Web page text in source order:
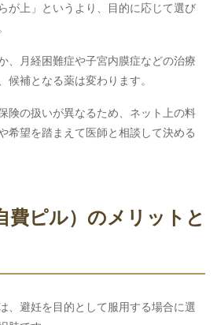
が上」というより、目的に応じて選び
、月経困難症や子宮内膜症などの治療
候補となる薬は変わります。
険の扱いが異なるため、ネット上の料
希望を踏まえて医師と相談して決める
費ピル）のメリットと
、避妊を目的として服用する場合に選